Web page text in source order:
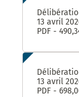
13 avril
PDF -
13 avril
PDF -